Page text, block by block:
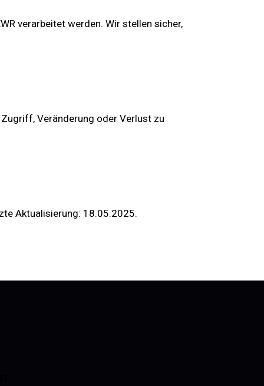
verarbeitet werden. Wir stellen sicher,
Veränderung oder Verlust zu
Aktualisierung: 18.05.2025.